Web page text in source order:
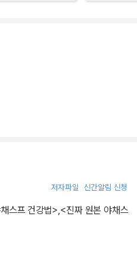
저자파일 신간알림 신청
스프 건강법>,<진짜 원본 야채스